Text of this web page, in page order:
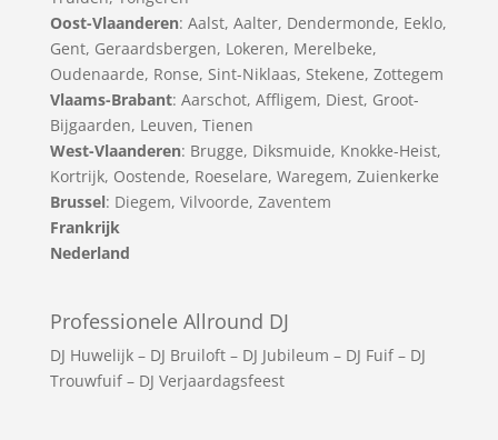
Oost-Vlaanderen: Aalst, Aalter, Dendermonde, Eeklo,
Gent, Geraardsbergen, Lokeren, Merelbeke,
Oudenaarde, Ronse, Sint-Niklaas, Stekene, Zottegem
Vlaams-Brabant: Aarschot, Affligem, Diest, Groot-
Bijgaarden, Leuven, Tienen
West-Vlaanderen: Brugge, Diksmuide, Knokke-Heist,
Kortrijk, Oostende, Roeselare, Waregem, Zuienkerke
Brussel: Diegem, Vilvoorde, Zaventem
Frankrijk
Nederland
Professionele Allround DJ
DJ Huwelijk– DJ Bruiloft– DJ Jubileum – DJ Fuif– DJ
Trouwfuif– DJ Verjaardagsfeest